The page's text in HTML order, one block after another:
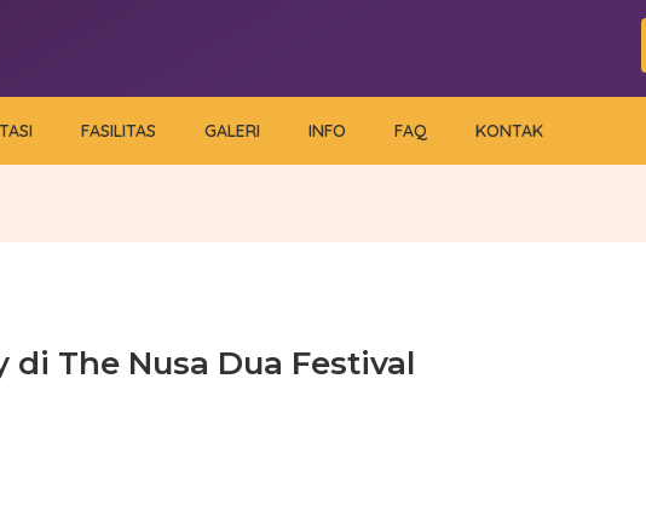
FASILITAS GALERI INFO FAQ KONTAK
The Nusa Dua Festival